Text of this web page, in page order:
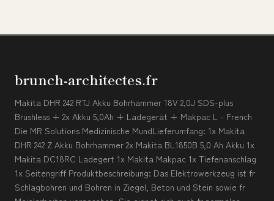
brunch-architectes.fr
Makita DHR 242 RTJ Akku Bohrhammer 18V 2,0J SDS-plus
Brushless + 2x Akku 5,0Ah + Ladegerät + Makpac L - French
Die MR Solutions Medizinische MundLieferumfang: 1x Makita
DHR 242 Z Akku Bohrhammer 2x Makita BL1850B 5,0 Ah Akku 1x
Makita DC18RC Ladegert 1x Makita Makpac 1x Tiefenanschlag
1x Seitengriff Produktbeschreibung: Das Elektrowerkzeug ist fr
Schlagbohren und Bohren in Ziegel, Beton und Stein sowie fr